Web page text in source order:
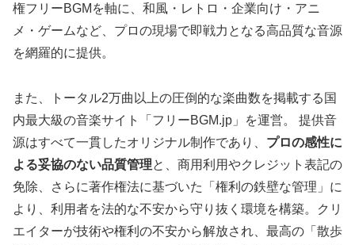
権フリーBGMを軸に、和風・レトロ・企業向け・アニ
メ・ゲームなど、プロの現場で即戦力となる高品質な音源
を網羅的に提供。
また、トータル2万曲以上の圧倒的な楽曲数を掲載する国
内最大級の音楽サイト「フリーBGM.jp」を運営。 提供音
源はすべて一貫したオリジナル制作であり、 プロの感性に
よる妥協のない品質管理と、商用利用やクレジット表記の
免除、さらに著作権法に基づいた「権利の鉄壁な管理」に
より、利用者を法的な不安から守り抜く環境を構築。クリ
エイターが技術や権利の不安から解放され、最高の「散歩